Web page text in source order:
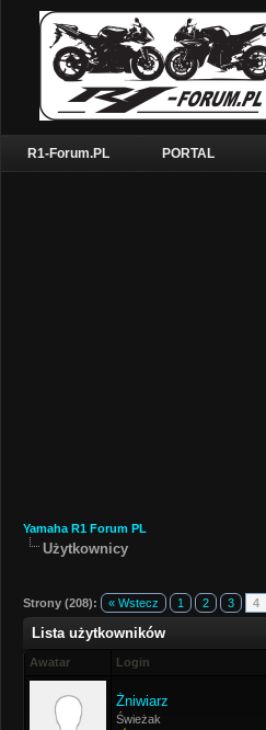
R1-Forum.PL PORTAL
Yamaha R1 Forum PL
Użytkownicy
Strony (208): « Wstecz 1 2 3 4
Lista użytkowników
Awatar Login
Żniwiarz
Świeżak